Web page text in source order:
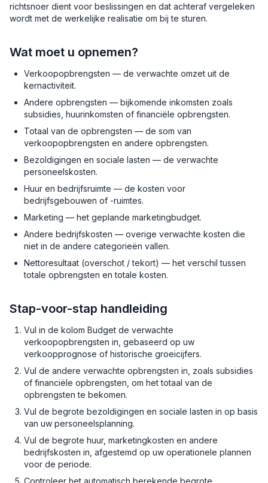
richtsnoer dient voor beslissingen en dat achteraf vergeleken
wordt met de werkelijke realisatie om bij te sturen.
Wat moet u opnemen?
Verkoopopbrengsten — de verwachte omzet uit de
kernactiviteit.
Andere opbrengsten — bijkomende inkomsten zoals
subsidies, huurinkomsten of financiële opbrengsten.
Totaal van de opbrengsten — de som van
verkoopopbrengsten en andere opbrengsten.
Bezoldigingen en sociale lasten — de verwachte
personeelskosten.
Huur en bedrijfsruimte — de kosten voor
bedrijfsgebouwen of -ruimtes.
Marketing — het geplande marketingbudget.
Andere bedrijfskosten — overige verwachte kosten die
niet in de andere categorieën vallen.
Nettoresultaat (overschot / tekort) — het verschil tussen
totale opbrengsten en totale kosten.
Stap-voor-stap handleiding
Vul in de kolom Budget de verwachte
verkoopopbrengsten in, gebaseerd op uw
verkoopprognose of historische groeicijfers.
Vul de andere verwachte opbrengsten in, zoals subsidies
of financiële opbrengsten, om het totaal van de
opbrengsten te bekomen.
Vul de begrote bezoldigingen en sociale lasten in op basis
van uw personeelsplanning.
Vul de begrote huur, marketingkosten en andere
bedrijfskosten in, afgestemd op uw operationele plannen
voor de periode.
Controleer het automatisch berekende begrote